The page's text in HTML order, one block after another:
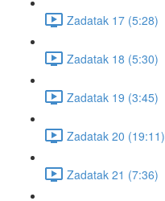
Zadatak 17 (5:28)
Zadatak 18 (5:30)
Zadatak 19 (3:45)
Zadatak 20 (19:11)
Zadatak 21 (7:36)